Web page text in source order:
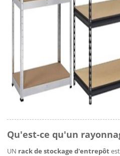
Qu'est-ce qu'un
UN rack de stockage d'entrepôt